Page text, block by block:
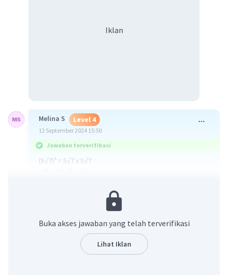
Iklan
Melina S Level 4
12 September 2024 15:50
Jawaban terverifikasi
(5√7)² = 5√7 x 5√7
Beri Rating·0.0(0) Balas
Buka akses jawaban yang telah terverifikasi
Lihat Iklan